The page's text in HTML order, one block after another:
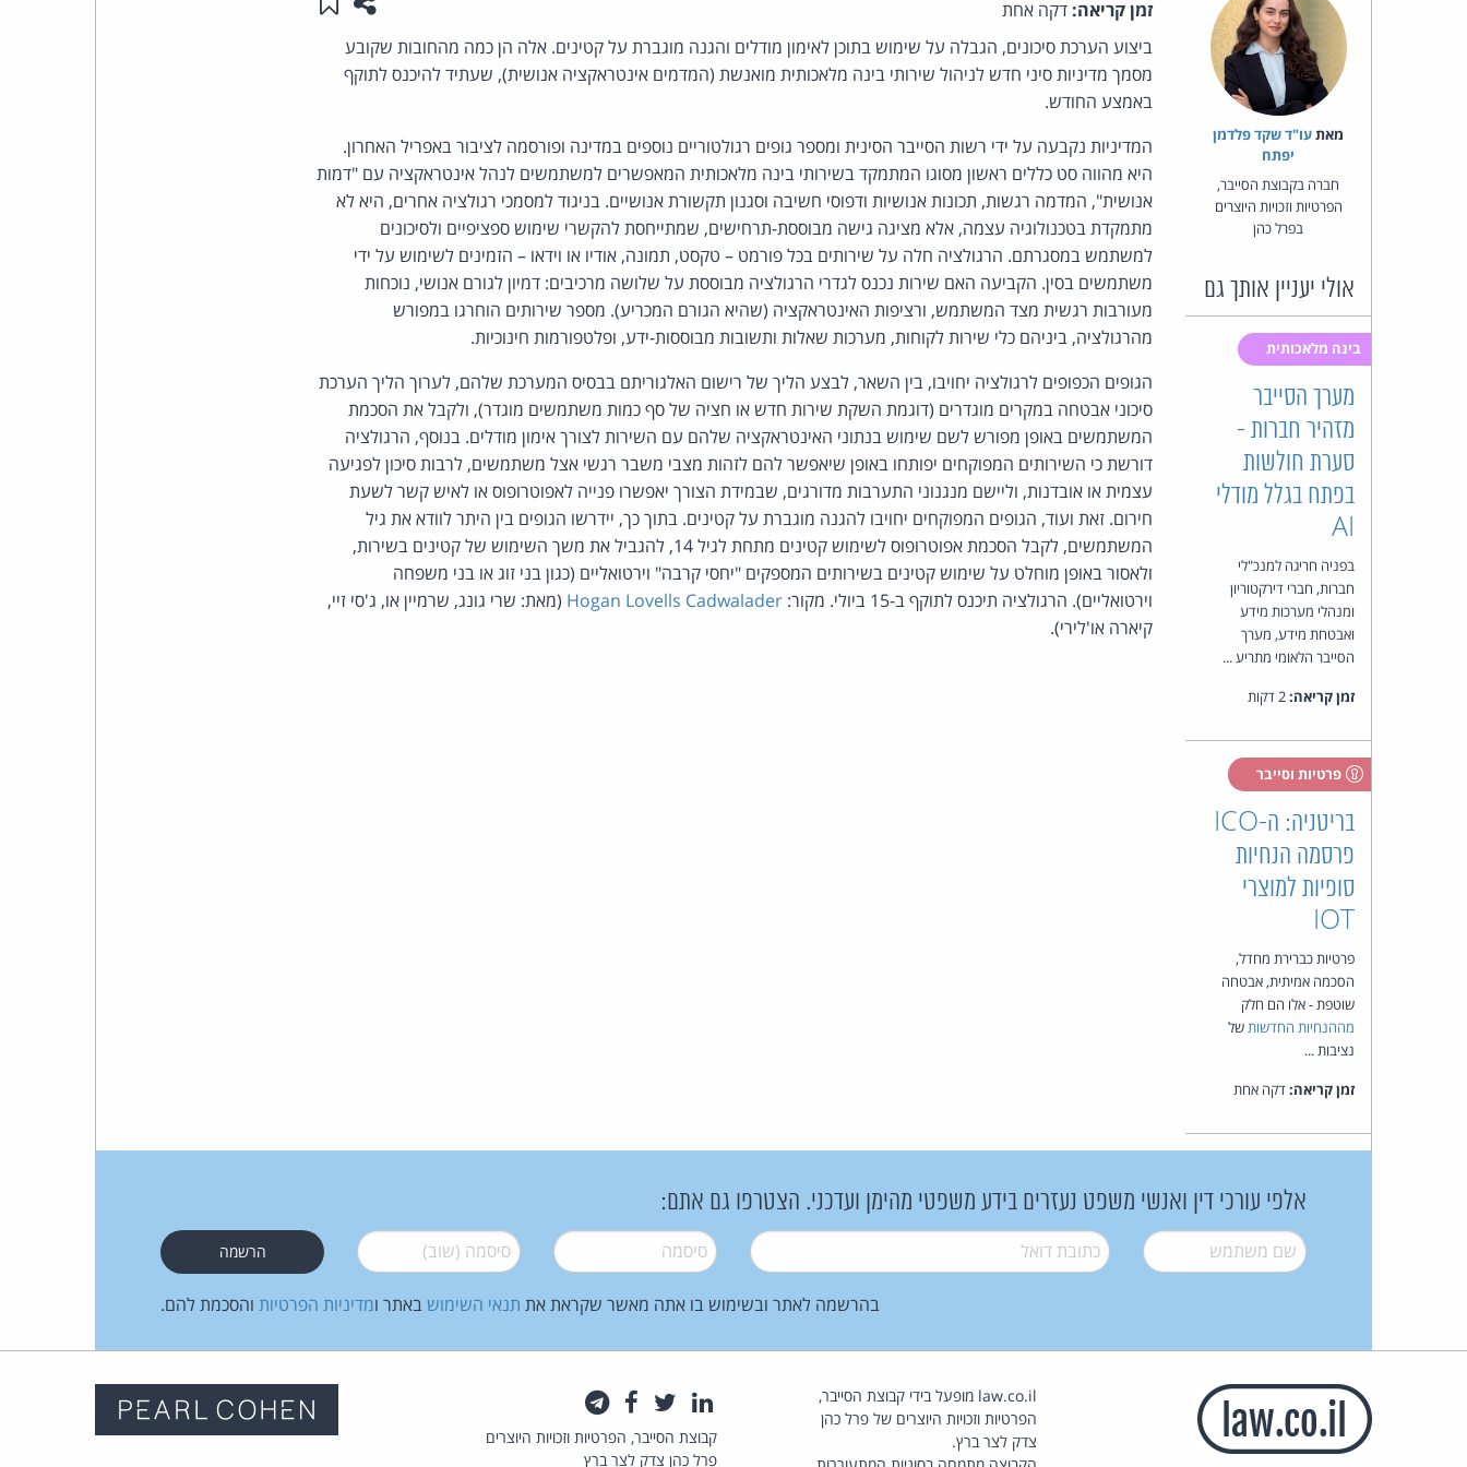
מאת‏עו"ד שקד פלדמן
יפתח
חברה בקבוצת הסייבר,
הפרטיות וזכויות היוצרים
בפרל כהן
אולי יעניין אותך גם
בינה מלאכותית
מערך הסייבר
מזהיר חברות -
סערת חולשות
בפתח בגלל מודלי
AI
בפניה חריגה למנכ"לי
חברות, חברי דירקטוריון
ומנהלי מערכות מידע
ואבטחת מידע, מערך
הסייבר הלאומי מתריע ...
זמן קריאה:
פרטיות וסייבר
בריטניה: ה-ICO
פרסמה הנחיות
סופיות למוצרי
IOT
פרטיות כברירת מחדל,
הסכמה אמיתית, אבטחה
שוטפת - אלו הם חלק
מההנחיות החדשותשל
נציבות ...
זמן קריאה:דקה אחת
זמן קריאה: דקה אחת
ביצוע הערכת סיכונים, הגבלה על שימוש בתוכן לאימון מודלים והגנה מוגברת על קטינים. אלה הן כמה מהחובות שקובע
מסמך מדיניות סיני חדש לניהול שירותי בינה מלאכותית מואנשת (המדמים אינטראקציה אנושית), שעתיד להיכנס לתוקף
באמצע החודש.
המדיניות נקבעה על ידי רשות הסייבר הסינית ומספר גופים רגולטוריים נוספים במדינה ופורסמה לציבור באפריל האחרון.
היא מהווה סט כללים ראשון מסוגו המתמקד בשירותי בינה מלאכותית המאפשרים למשתמשים לנהל אינטראקציה עם "דמות
אנושית", המדמה רגשות, תכונות אנושיות ודפוסי חשיבה וסגנון תקשורת אנושיים. בניגוד למסמכי רגולציה אחרים, היא לא
מתמקדת בטכנולוגיה עצמה, אלא מציגה גישה מבוססת-תרחישים, שמתייחסת להקשרי שימוש ספציפיים ולסיכונים
למשתמש במסגרתם. הרגולציה חלה על שירותים בכל פורמט – טקסט, תמונה, אודיו או וידאו – הזמינים לשימוש על ידי
משתמשים בסין. הקביעה האם שירות נכנס לגדרי הרגולציה מבוססת על שלושה מרכיבים: דמיון לגורם אנושי, נוכחות
מעורבות רגשית מצד המשתמש, ורציפות האינטראקציה (שהיא הגורם המכריע). מספר שירותים הוחרגו במפורש
מהרגולציה, ביניהם כלי שירות לקוחות, מערכות שאלות ותשובות מבוססות-ידע, ופלטפורמות חינוכיות.
הגופים הכפופים לרגולציה יחויבו, בין השאר, לבצע הליך של רישום האלגוריתם בבסיס המערכת שלהם, לערוך הליך הערכת
סיכוני אבטחה במקרים מוגדרים (דוגמת השקת שירות חדש או חציה של סף כמות משתמשים מוגדר), ולקבל את הסכמת
המשתמשים באופן מפורש לשם שימוש בנתוני האינטראקציה שלהם עם השירות לצורך אימון מודלים. בנוסף, הרגולציה
דורשת כי השירותים המפוקחים יפותחו באופן שיאפשר להם לזהות מצבי משבר רגשי אצל משתמשים, לרבות סיכון לפגיעה
עצמית או אובדנות, וליישם מנגנוני התערבות מדורגים, שבמידת הצורך יאפשרו פנייה לאפוטרופוס או לאיש קשר לשעת
חירום. זאת ועוד, הגופים המפוקחים יחויבו להגנה מוגברת על קטינים. בתוך כך, יידרשו הגופים בין היתר לוודא את גיל
המשתמשים, לקבל הסכמת אפוטרופוס לשימוש קטינים מתחת לגיל 14, להגביל את משך השימוש של קטינים בשירות,
ולאסור באופן מוחלט על שימוש קטינים בשירותים המספקים "יחסי קרבה" וירטואליים (כגון בני זוג או בני משפחה
וירטואליים). הרגולציה תיכנס לתוקף ב-15 ביולי. מקור:
Hogan Lovells Cadwalader (מאת: שרי גונג, שרמיין או, ג'סי זיי,
קיארה או'לירי).
אלפי עורכי דין ואנשי משפט נעזרים בידע משפטי מהימן ועדכני. הצטרפו גם אתם:
שם משתמש* דואל* סיסמה* סיסמה (שוב)*
בהרשמה לאתר ובשימוש בו אתה מאשר שקראת את תנאי השימוש באתר ומדיניות הפרטיות והסכמת להם.
law.co.il מופעל בידי קבוצת הסייבר,
הפרטיות וזכויות היוצרים של פרל כהן
צדק לצר ברץ.
לינקדאין
טוויטרפייסבוק
קבוצת הסייבר, הפרטיות וזכויות היוצרים
פרל כהן צדק לצר ברץ